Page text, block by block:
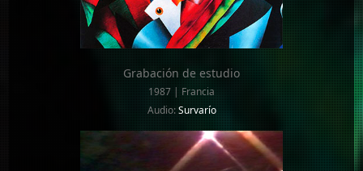
Grabación de estudio
1987 | Francia
Audio:Survarío